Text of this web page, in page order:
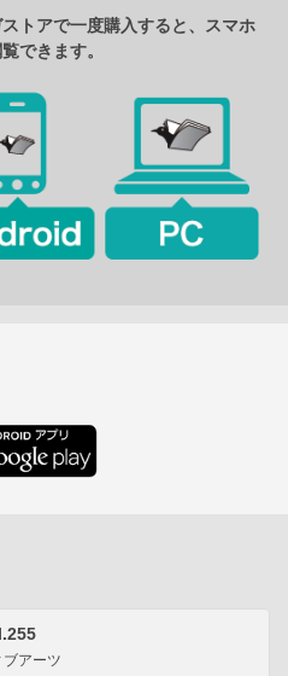
トアで一度購入すると、スマホ
できます。
アーツ